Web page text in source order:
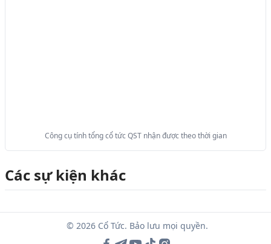
Công cụ tính tổng cổ tức QST nhận được theo thời gian
Các sự kiện khác
© 2026 Cổ Tức. Bảo lưu mọi quyền.